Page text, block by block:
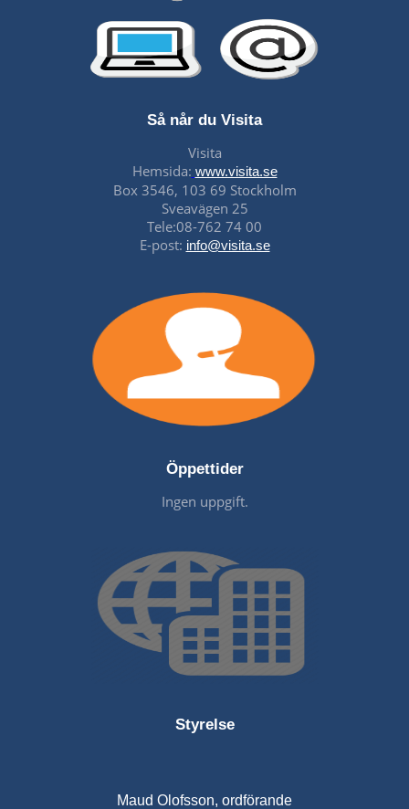
Så når du Visita
Visita
Hemsida: www.visita.se
Box 3546, 103 69 Stockholm
Sveavägen 25
Tele:08-762 74 00
E-post: info@visita.se
Öppettider
Ingen uppgift.
Styrelse
Maud Olofsson, ordförande